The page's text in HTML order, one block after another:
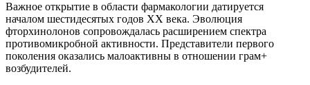
Важное открытие в области фармакологии датируется
началом шестидесятых годов XX века. Эволюция
фторхинолонов сопровождалась расширением спектра
противомикробной активности. Представители первого
поколения оказались малоактивны в отношении грам+
возбудителей.